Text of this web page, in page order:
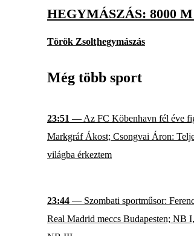
HEGYMÁSZÁS: 8000
Török Zsolthegymászás
Még több sport
23:51 — Az FC Köbenhavn fél éve
Markgráf Ákost; Csongvai Áron:
világba érkeztem
23:44 — Szombati sportműsor:
Real Madrid meccs Budapesten; NB